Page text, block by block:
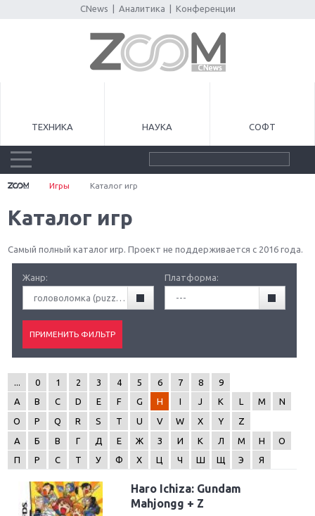
CNews Аналитика Конференции
ТЕХНИКА НАУКА СОФТ
Игры Каталог игр
Каталог игр
Самый полный каталог игр. Проект не поддерживается с 2016 года.
Жанр:
головоломка (puzzle)
Платформа:
---
0 1 2 3 4 5 6 7 8
9
A
B C D E F G H I J K L M
N
O
P Q R S T U V W X Y
Z
А
Б В Г Д Е Ж З И К Л М Н
О
П
Р С Т У Ф Х Ц Ч Ш Щ Э Я
Haro Ichiza: Gundam
Mahjongg + Z